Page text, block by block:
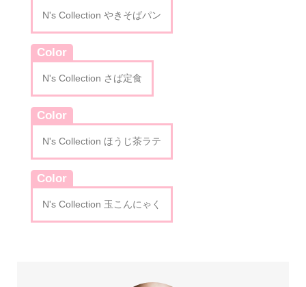
N's Collection やきそばパン
Color
N's Collection さば定食
Color
N's Collection ほうじ茶ラテ
Color
N's Collection 玉こんにゃく